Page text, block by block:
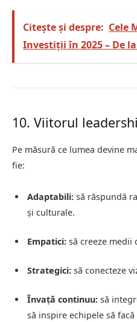
Citește și despre: Cele
Investiții în 2025 – De
10. Viitorul
Pe măsură ce lumea devine
fie:
Adaptabili: să răspundă
și culturale.
Empatici: să creeze medii
Strategici: să conecteze
Învață continuu: să
să inspire echipele să